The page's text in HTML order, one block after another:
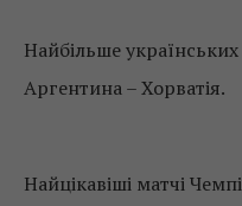
Найбільше
Аргентина – Хорватія.
Найцікавіші матчі